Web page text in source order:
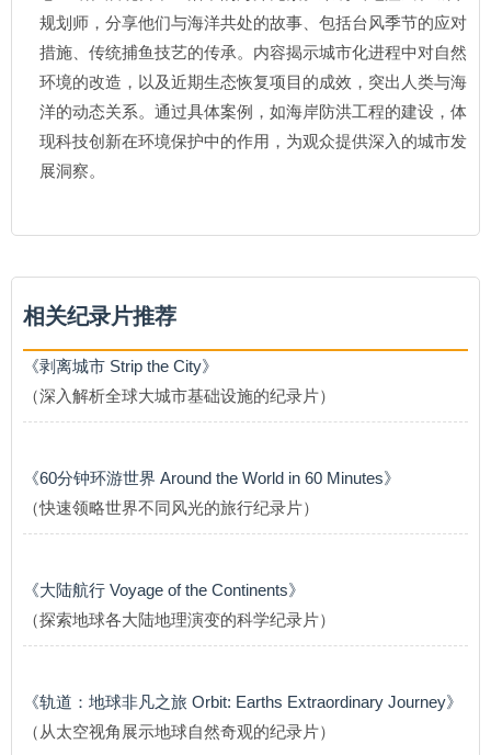
规划师，分享他们与海洋共处的故事、包括台风季节的应对
措施、传统捕鱼技艺的传承。内容揭示城市化进程中对自然
环境的改造，以及近期生态恢复项目的成效，突出人类与海
洋的动态关系。通过具体案例，如海岸防洪工程的建设，体
现科技创新在环境保护中的作用，为观众提供深入的城市发
展洞察。
相关纪录片推荐
《剥离城市 Strip the City》
（深入解析全球大城市基础设施的纪录片）
《60分钟环游世界 Around the World in 60 Minutes》
（快速领略世界不同风光的旅行纪录片）
《大陆航行 Voyage of the Continents》
（探索地球各大陆地理演变的科学纪录片）
《轨道：地球非凡之旅 Orbit: Earths Extraordinary Journey》
（从太空视角展示地球自然奇观的纪录片）